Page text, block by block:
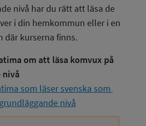
nivå har du rätt att läsa de
i din hemkommun eller i en
där kurserna finns.
om att läsa komvux på
nivå
som läser svenska som
nivå